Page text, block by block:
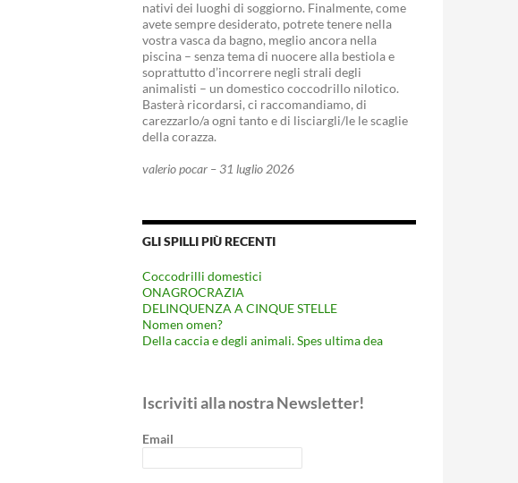
nativi dei luoghi di soggiorno. Finalmente, come
avete sempre desiderato, potrete tenere nella
vostra vasca da bagno, meglio ancora nella
piscina – senza tema di nuocere alla bestiola e
soprattutto d’incorrere negli strali degli
animalisti – un domestico coccodrillo nilotico.
Basterà ricordarsi, ci raccomandiamo, di
carezzarlo/a ogni tanto e di lisciargli/le le scaglie
della corazza.
valerio pocar – 31 luglio 2026
GLI SPILLI PIÙ RECENTI
Coccodrilli domestici
ONAGROCRAZIA
DELINQUENZA A CINQUE STELLE
Nomen omen?
Della caccia e degli animali. Spes ultima dea
Iscriviti alla nostra Newsletter!
Email